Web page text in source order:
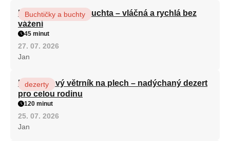
Hrnková maková buchta – vláčná a rychlá bez
vážení
Buchtičky a buchty
45 minut
27. 07. 2026
Jan
Karamelový větrník na plech – nadýchaný dezert
pro celou rodinu
dezerty
120 minut
25. 07. 2026
Jan